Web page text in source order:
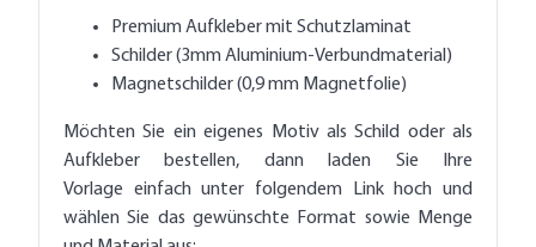
Premium Aufkleber mit Schutzlaminat
Schilder (3mm Aluminium-Verbundmaterial)
Magnetschilder (0,9 mm Magnetfolie)
Möchten Sie ein eigenes Motiv als Schild oder als
Aufkleber bestellen, dann laden Sie Ihre
Vorlage einfach unter folgendem Link hoch und
wählen Sie das gewünschte Format sowie Menge